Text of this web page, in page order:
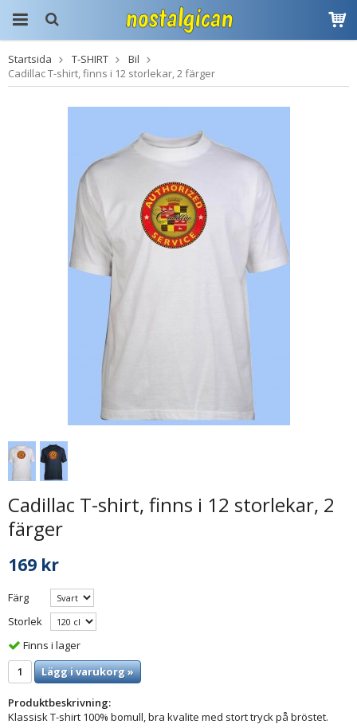
Produkten har blivit
tillagd i varukorgen
Startsida T-SHIRT
Bil
Cadillac T-shirt, finns i 12 storlekar, 2 färger
Cadillac T-shirt, finns i 12 storlekar, 2
färger
169 kr
Färg
Storlek
Finns i lager
Lägg i varukorg »
Produktbeskrivning:
Klassisk T-shirt 100% bomull, bra kvalite med stort tryck på bröstet.